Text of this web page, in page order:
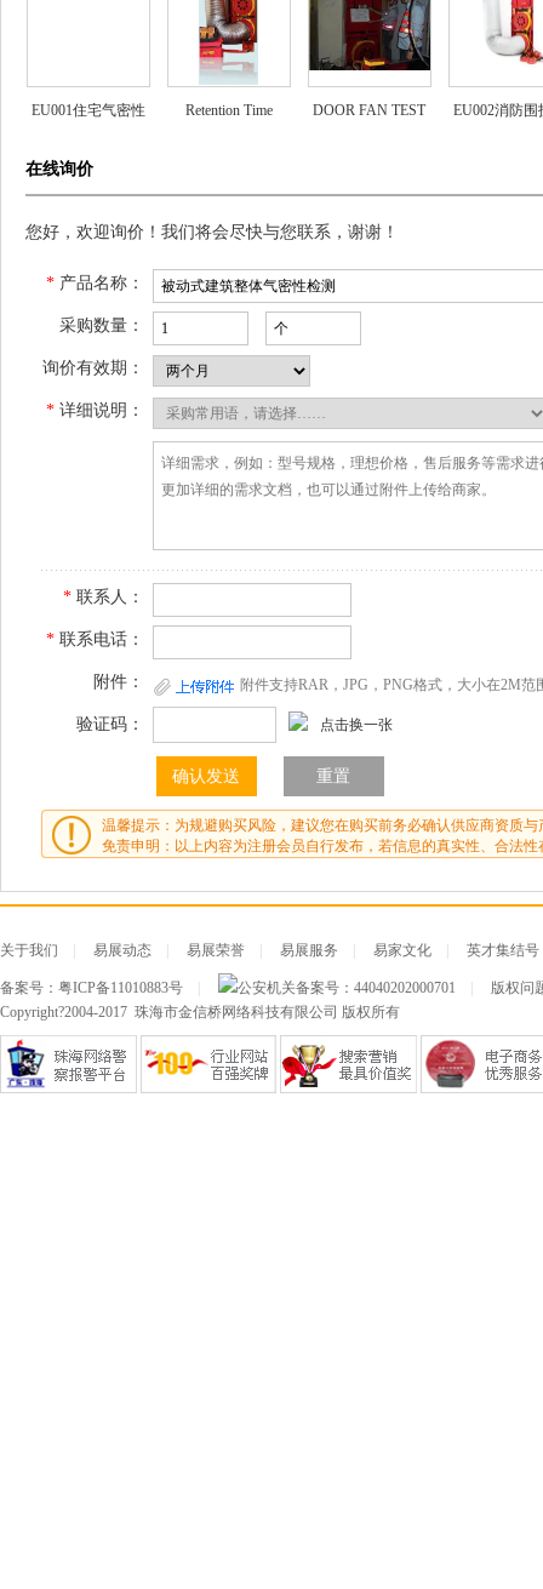
EU001住宅气密性 Retention Time DOOR FAN TEST EU002消防围
在线询价
您好，欢迎询价！我们将会尽快与您联系，谢谢！
* 产品名称：
采购数量：
询价有效期：
* 详细说明：
* 联系人：
* 联系电话：
附件： 附件支持RAR，JPG，PNG格式，大小在2M范
验证码： 点击换一张
温馨提示：为规避购买风险，建议您在购买前务必确认供应商资质与
免责申明：以上内容为注册会员自行发布，若信息的真实性、合法性
关于我们 易展动态 易展荣誉 易展服务 易家文化 英才集结号
备案号： 粤ICP备11010883号 公安机关备案号： 44040202000701
版权问
Copyright?2004-2017 珠海市金信桥网络科技有限公司 版权所有